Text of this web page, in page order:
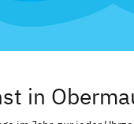
in